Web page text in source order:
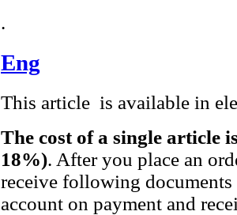
.
Eng
This article is available in
The cost of a single article
18%). After you place an
receive following
account on payment and